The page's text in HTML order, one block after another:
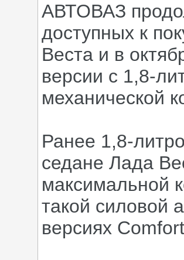
АВТОВАЗ
доступных к
Веста и в
версии с 1,8-
механической
Ранее 1,8-
седане Лада
максимальной
такой силовой
версиях